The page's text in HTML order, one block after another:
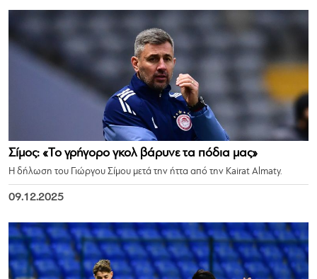
Σίμος: «Το γρήγορο γκολ βάρυνε τα πόδια μας»
Η δήλωση του Γιώργου Σίμου μετά την ήττα από την Kairat Almaty.
09.12.2025